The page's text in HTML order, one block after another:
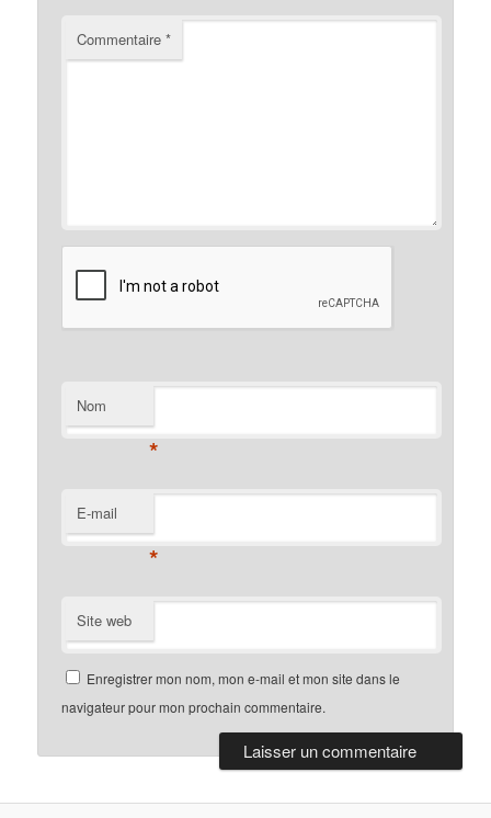
Commentaire*
Nom
*
E-mail
*
Site web
Enregistrer mon nom, mon e-mail et mon site dans le
navigateur pour mon prochain commentaire.